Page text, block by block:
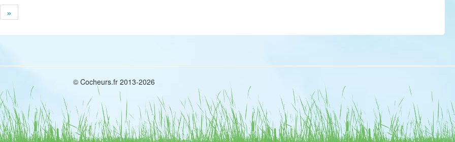
»
© Cocheurs.fr 2013-2026